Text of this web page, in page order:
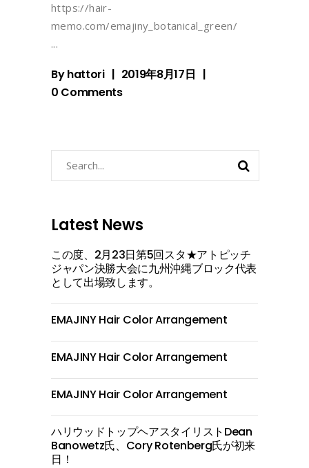
https://hair-
memo.com/emajiny_botanical_green/
Byhattori
2019年8月17日
0 Comments
Latest News
この度、2月23日第5回スタ★アトピッチ
ジャパン決勝大会に九州沖縄ブロック代表
として出場致します。
EMAJINY Hair Color Arrangement
EMAJINY Hair Color Arrangement
EMAJINY Hair Color Arrangement
ハリウッドトップヘアスタイリストDean
Banowetz氏、Cory Rotenberg氏が初来
日！